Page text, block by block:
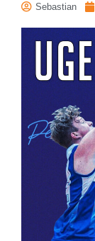
Sebastian